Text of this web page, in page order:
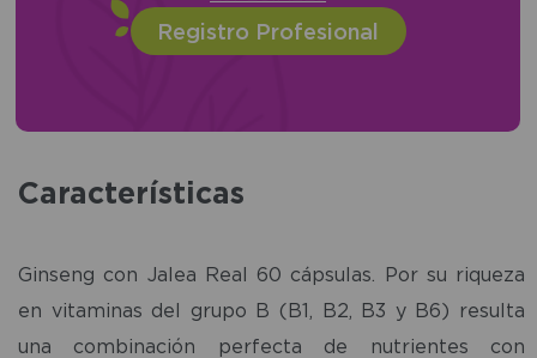
Registro Profesional
Características
Ginseng con Jalea Real 60 cápsulas. Por su riqueza
en vitaminas del grupo B (B1, B2, B3 y B6) resulta
una combinación perfecta de nutrientes con